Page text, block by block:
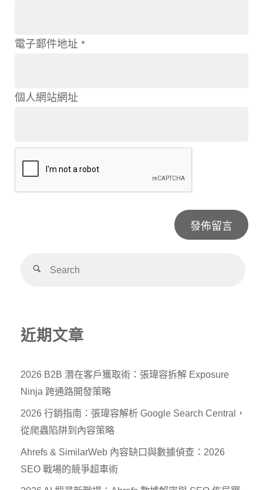
電子郵件地址 *
個人網站網址
近期文章
2026 B2B 潛在客戶獲取術：張瑋容拆解 Exposure
Ninja 跨通路開發策略
2026 行銷指南：張瑋容解析 Google Search Central，
從爬蟲陷阱到內容策略
Ahrefs & SimilarWeb 內容缺口與數據偵查：2026
SEO 戰場的競爭超車術